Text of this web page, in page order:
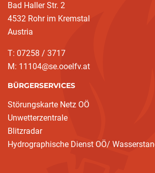
Bad Haller Str. 2
4532 Rohr im Kremstal
Austria
T: 07258 / 3717
M: 11104@se.ooelfv.at
BÜRGERSERVICES
Störungskarte Netz OÖ
Unwetterzentrale
Blitzradar
Hydrographische Dienst OÖ/